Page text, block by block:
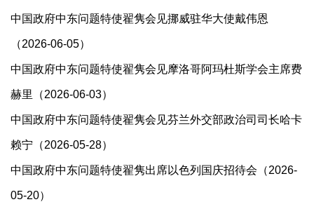
中国政府中东问题特使翟隽会见挪威驻华大使戴伟恩
（2026-06-05）
中国政府中东问题特使翟隽会见摩洛哥阿玛杜斯学会主席费
赫里（2026-06-03）
中国政府中东问题特使翟隽会见芬兰外交部政治司司长哈卡
赖宁（2026-05-28）
中国政府中东问题特使翟隽出席以色列国庆招待会（2026-
05-20）